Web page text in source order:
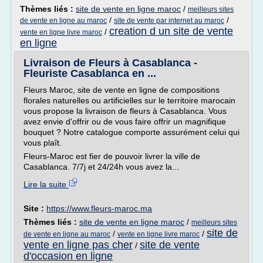
Thèmes liés : site de vente en ligne maroc / meilleurs sites
de vente en ligne au maroc / site de vente par internet au maroc /
vente en ligne livre maroc / creation d un site de vente
en ligne
Livraison de Fleurs à Casablanca -
Fleuriste Casablanca en ...
Fleurs Maroc, site de vente en ligne de compositions
florales naturelles ou artificielles sur le territoire marocain
vous propose la livraison de fleurs à Casablanca. Vous
avez envie d'offrir ou de vous faire offrir un magnifique
bouquet ? Notre catalogue comporte assurément celui qui
vous plaît.
Fleurs-Maroc est fier de pouvoir livrer la ville de
Casablanca. 7/7j et 24/24h vous avez la...
Lire la suite
Site : https://www.fleurs-maroc.ma
Thèmes liés : site de vente en ligne maroc / meilleurs sites
de vente en ligne au maroc / vente en ligne livre maroc / site de
vente en ligne pas cher / site de vente
d'occasion en ligne